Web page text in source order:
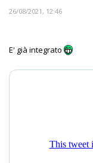
26/08/2021, 12:46
E' già integrato